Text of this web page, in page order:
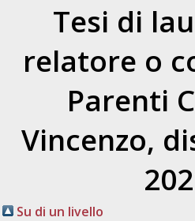
Tesi di
relatore o
Parenti
Vincenzo,
Su di un livello